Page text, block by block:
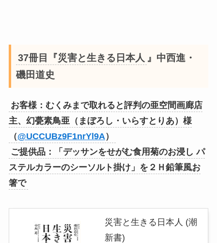
37冊目『災害と生きる日本人 』中西進・
磯田道史
お客様：むくみまで取れると評判の亜空間画廊店
主、幻甍素鳥亜（まぼろし・いらすとりあ）様
（@UCCUBz9F1nrYl9A）
ご提供品：「デッサンをせがむ食用菊のお浸し パ
ステルカラーのシーソルト掛け」を２Ｈ鉛筆風お
箸で
災害と生きる日本人 (潮
新書)